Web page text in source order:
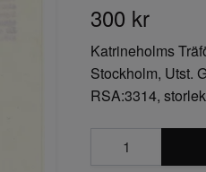
300 kr
Katrineholms
Stockholm, Utst.
RSA:3314,